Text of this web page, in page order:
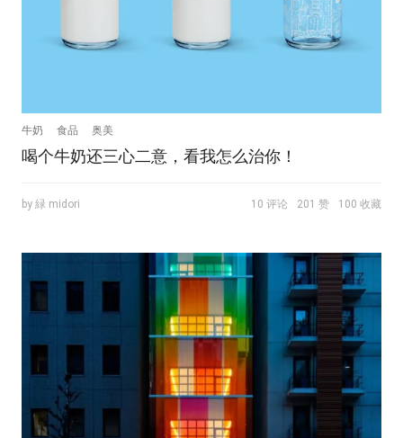
牛奶 食品 奥美
喝个牛奶还三心二意，看我怎么治你！
by 緑 midori 10 评论 201 赞 100 收藏